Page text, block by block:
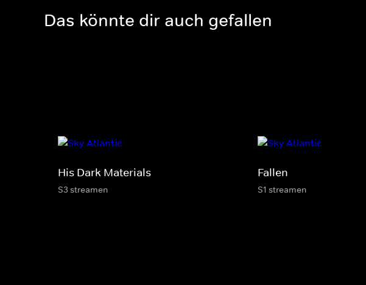
Das könnte dir auch gefallen
His Dark Materials
S3 streamen
Fallen
S1 streamen